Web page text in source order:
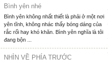
Bình yên nhé
Bình yên không nhất thiết là phải ở một nơi
yên tĩnh, không nhác thấy bóng dáng của
rắc rối hay khó khăn. Bình yên nghĩa là tôi
đang bộn ...
NHÌN VỀ PHÍA TRƯỚC